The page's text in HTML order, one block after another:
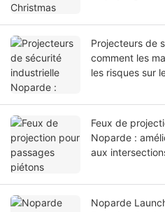
Projecteurs de
comment les
les risques sur
Feux de
Noparde :
aux
Noparde